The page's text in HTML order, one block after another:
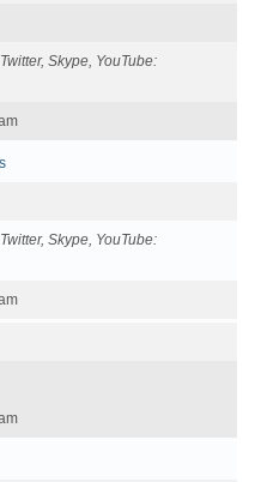
Skype, YouTube
Skype, YouTube